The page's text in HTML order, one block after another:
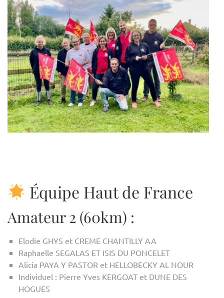
Équipe Haut de France
Amateur 2 (60km) :
Elodie GHYS et CREME CHANTILLY AA
Raphaelle SEGALAS ET ISIS DU PONCELET
Alicia PAYA Y PASTOR et HELLOBECKY AL NOUR
Individuel : Pierre Yves KERGOAT et DUNE DES
HOGUES